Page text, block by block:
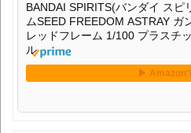
BANDAI SPIRITS(バンダイ ス
ムSEED FREEDOM ASTRAY ガ
レッドフレーム 1/100 プラスチ
ル